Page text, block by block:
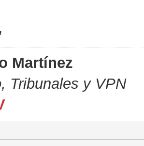
Martínez
Tribunales y VPN